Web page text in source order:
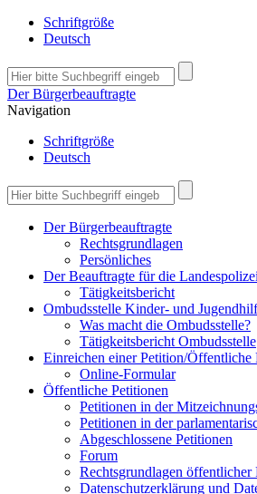
Schriftgröße
Deutsch
Der Bürgerbeauftragte
Navigation
Schriftgröße
Deutsch
Der Bürgerbeauftragte
Rechtsgrundlagen
Persönliches
Der Beauftragte für die Landespolizei
Tätigkeitsbericht
Ombudsstelle Kinder- und
Was macht die Ombudsstelle?
Tätigkeitsbericht Ombudsstelle
Einreichen einer Petition/Öffentliche
Online-Formular
Öffentliche Petitionen
Petitionen in der
Petitionen in der
Abgeschlossene Petitionen
Forum
Rechtsgrundlagen öffentlicher
Datenschutzerklärung und